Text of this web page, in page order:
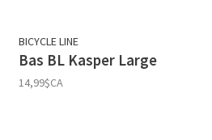
BICYCLE LINE
Bas BL Kasper Large
14,99$CA